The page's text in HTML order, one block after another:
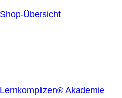
Shop-Übersicht
Lernkomplizen® Akademie